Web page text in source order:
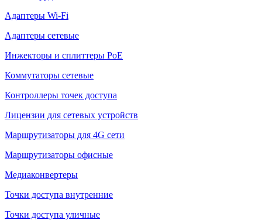
Адаптеры Wi-Fi
Адаптеры сетевые
Инжекторы и сплиттеры РоЕ
Коммутаторы сетевые
Контроллеры точек доступа
Лицензии для сетевых устройств
Маршрутизаторы для 4G сети
Маршрутизаторы офисные
Медиаконвертеры
Точки доступа внутренние
Точки доступа уличные